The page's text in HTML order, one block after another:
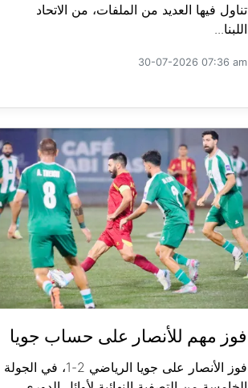
تناول فيها العديد من الملفات، من الاتحاد
اللبنا...
30-07-2026 07:36 am
فوز مهم للأنصار على حساب جويا
فوز الأنصار على جويا الرياضي 2-1، في الجولة